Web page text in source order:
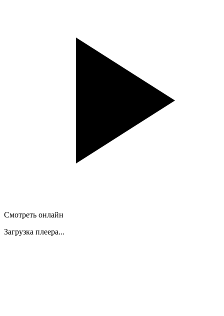
Смотреть онлайн
Загрузка плеера...